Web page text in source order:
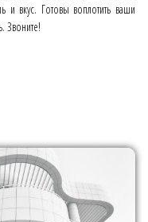
и вкус. Готовы воплотить ваши
Звоните!